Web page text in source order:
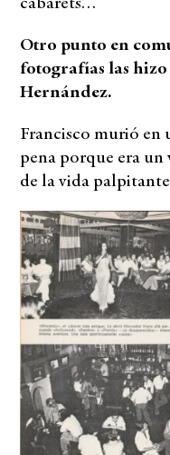
Otro punto en
fotografías las
Hernández.
Francisco murió en
pena porque era
de la vida